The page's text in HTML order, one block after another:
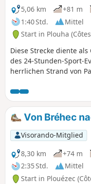
5,06 km +81 m
1:40 Std.
Mittel
Start in Plouha
Diese Strecke diente
des 24-Stunden-Sport-
herrlichen Strand von
zum Meer bringt. Die
Unterholz.
Von Bréhec
Visorando-Mitglied
8,30 km
+74 m
2:35 Std.
Mittel
Start in Plouézec